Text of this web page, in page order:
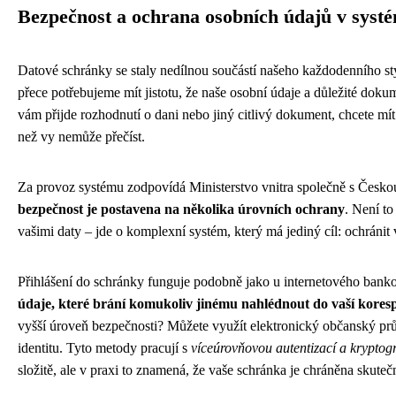
Bezpečnost a ochrana osobních údajů v
Datové schránky se staly nedílnou součástí našeho každodenního
přece potřebujeme mít jistotu, že naše osobní údaje a důležité
vám přijde rozhodnutí o dani nebo jiný citlivý dokument, chcete
než vy nemůže přečíst.
Za provoz systému zodpovídá Ministerstvo vnitra společně s
bezpečnost je postavena na několika úrovních ochrany. Není to
vašimi daty – jde o komplexní systém, který má jediný cíl: ochránit
Přihlášení do schránky funguje podobně jako u internetového
údaje, které brání komukoliv jinému nahlédnout do vaší
vyšší úroveň bezpečnosti? Můžete využít elektronický občanský
identitu. Tyto metody pracují s víceúrovňovou autentizací a
složitě, ale v praxi to znamená, že vaše schránka je chráněna